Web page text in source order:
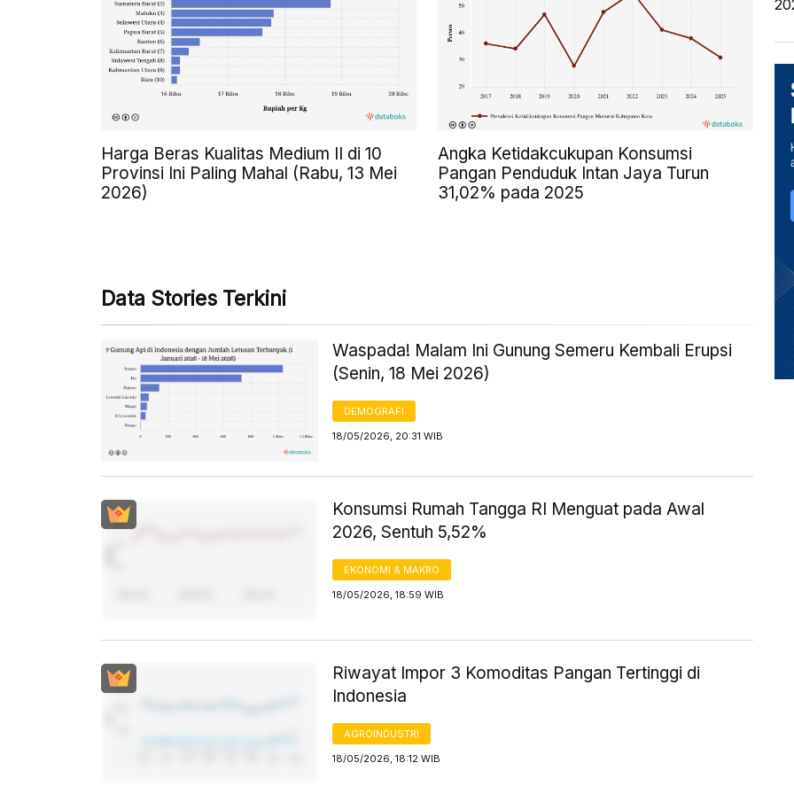
Harga Beras Kualitas Medium II di 10
Provinsi Ini Paling Mahal (Rabu, 13 Mei
2026)
Angka Ketidakcukupan Konsumsi
Pangan Penduduk Intan Jaya Turun
31,02% pada 2025
Data Stories Terkini
Waspada! Malam Ini Gunung Semeru Kembali Erupsi
(Senin, 18 Mei 2026)
DEMOGRAFI
18/05/2026, 20:31 WIB
Konsumsi Rumah Tangga RI Menguat pada Awal
2026, Sentuh 5,52%
EKONOMI & MAKRO
18/05/2026, 18:59 WIB
Riwayat Impor 3 Komoditas Pangan Tertinggi di
Indonesia
AGROINDUSTRI
18/05/2026, 18:12 WIB